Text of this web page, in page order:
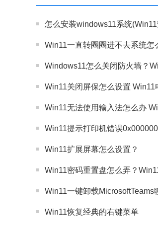
怎么安装windows11系统
Win11一直转圈圈进不去系统怎
Windows11怎么关闭防火墙？
Win11关闭屏保怎么设置 Win11
Win11无法使用输入法怎么办
Win11提示打印机错误
Win11扩展屏幕怎么设置？
Win11密码重置盘怎么弄？
Win11一键卸载MicrosoftTeams
Win11恢复经典的右键菜单